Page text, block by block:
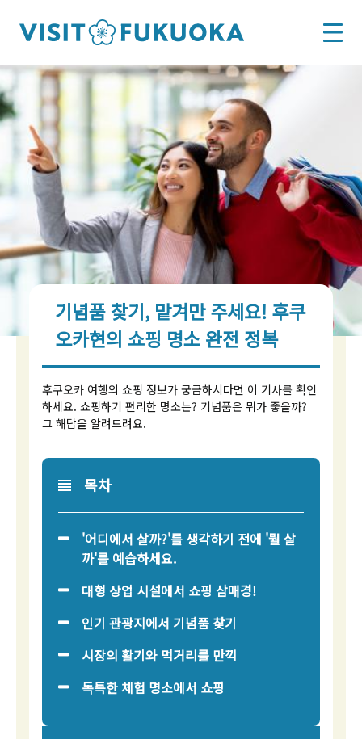
기념품 찾기, 맡겨만 주세요! 후쿠
오카현의 쇼핑 명소 완전 정복
후쿠오카 여행의 쇼핑 정보가 궁금하시다면 이 기사를 확인
하세요. 쇼핑하기 편리한 명소는? 기념품은 뭐가 좋을까?
그 해답을 알려드려요.
목차
'어디에서 살까?'를 생각하기 전에 '뭘 살
까'를 예습하세요.
대형 상업 시설에서 쇼핑 삼매경!
인기 관광지에서 기념품 찾기
시장의 활기와 먹거리를 만끽
독특한 체험 명소에서 쇼핑